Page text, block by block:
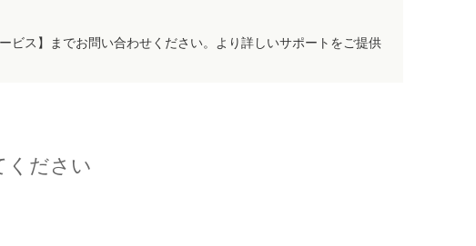
ビス】までお問い合わせください。より詳しいサポートをご提供
ください